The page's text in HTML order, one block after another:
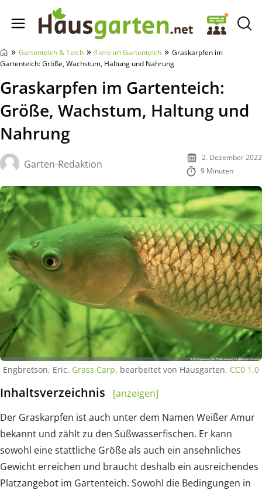
Hausgarten.net
» Gartenteich & Teich » Tiere im Gartenteich » Graskarpfen im
Gartenteich: Größe, Wachstum, Haltung und Nahrung
Graskarpfen im Gartenteich:
Größe, Wachstum, Haltung und
Nahrung
Garten-Redaktion
2. Dezember 2022
9 Minuten
Engbretson, Eric, Grass Carp, bearbeitet von Hausgarten, CC0 1.0
Inhaltsverzeichnis
[anzeigen]
Der Graskarpfen ist auch unter dem Namen Weißer Amur
bekannt und zählt zu den Süßwasserfischen. Er kann
sowohl eine stattliche Größe als auch ein ansehnliches
Gewicht erreichen und braucht deshalb ein ausreichendes
Platzangebot im Gartenteich. Sowohl die Bedingungen in